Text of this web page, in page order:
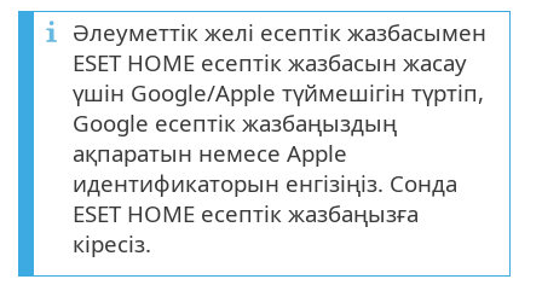
Әлеуметтік желі есептік жазбасымен
ESET HOME есептік жазбасын жасау
үшін Google/Apple түймешігін түртіп,
Google есептік жазбаңыздың
ақпаратын немесе Apple
идентификаторын енгізіңіз. Сонда
ESET HOME есептік жазбаңызға
кіресіз.